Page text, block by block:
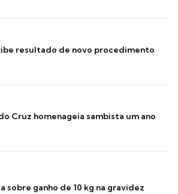
resultado de novo procedimento
Cruz homenageia sambista um ano
sobre ganho de 10 kg na gravidez